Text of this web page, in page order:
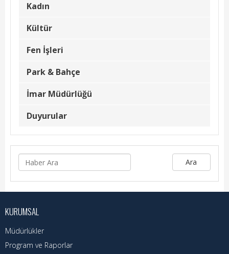
Faaliyet Raporu
Vefat Edenler
Kadın
Kültür
Fen İşleri
Park & Bahçe
İmar Müdürlüğü
Duyurular
Ara
KURUMSAL
Müdürlükler
Program ve Raporlar